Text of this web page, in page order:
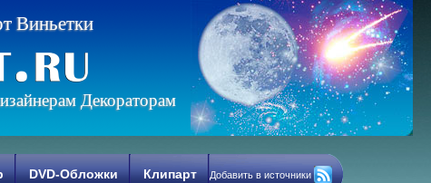
т Виньетки
Декораторам
DVD-Обложки Клипарт Добавить в источники